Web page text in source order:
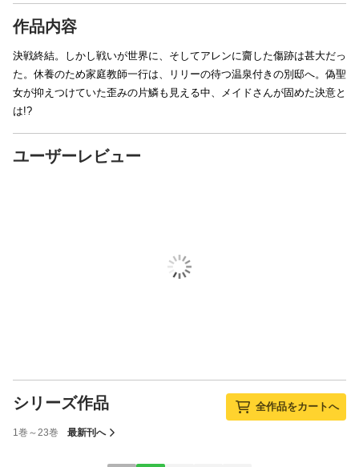
作品内容
決戦終結。しかし戦いが世界に、そしてアレンに齎した傷跡は甚大だっ
た。休養のため家庭教師一行は、リリーの待つ温泉付きの別邸へ。偽聖
女が抑えつけていた歪みの片鱗も見える中、メイドさんが固めた決意と
は!?
ユーザーレビュー
シリーズ作品 全作品をカートへ
1巻～23巻 最新刊へ